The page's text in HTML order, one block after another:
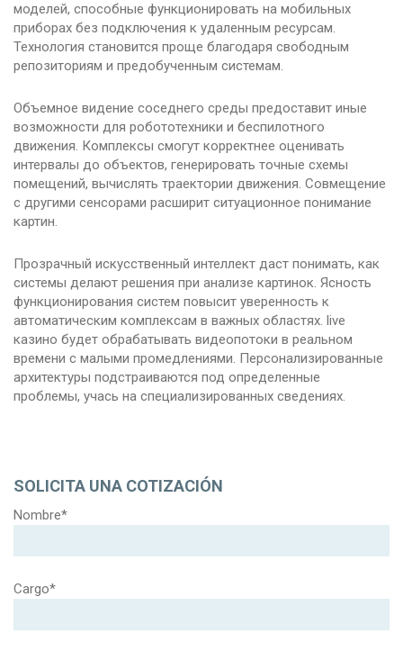
моделей, способные функционировать на мобильных
приборах без подключения к удаленным ресурсам.
Технология становится проще благодаря свободным
репозиториям и предобученным системам.
Объемное видение соседнего среды предоставит иные
возможности для робототехники и беспилотного
движения. Комплексы смогут корректнее оценивать
интервалы до объектов, генерировать точные схемы
помещений, вычислять траектории движения. Совмещение
с другими сенсорами расширит ситуационное понимание
картин.
Прозрачный искусственный интеллект даст понимать, как
системы делают решения при анализе картинок. Ясность
функционирования систем повысит уверенность к
автоматическим комплексам в важных областях. live
казино будет обрабатывать видеопотоки в реальном
времени с малыми промедлениями. Персонализированные
архитектуры подстраиваются под определенные
проблемы, учась на специализированных сведениях.
SOLICITA UNA COTIZACIÓN
Nombre*
Cargo*